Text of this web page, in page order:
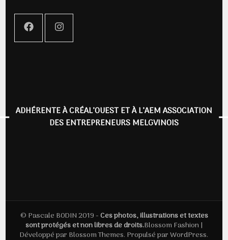
ADHÉRENTE À CRÉAL’OUEST ET À L’AEM ASSOCIATION
DES ENTREPRENEURS MELGVINOIS
© Pascale BODIN 2019 -Ces photos, illustrations et textes
sont protégés et non libres de droits.Blossom Fashion |
Développé par Blossom Themes. Propulsé parWordPress.